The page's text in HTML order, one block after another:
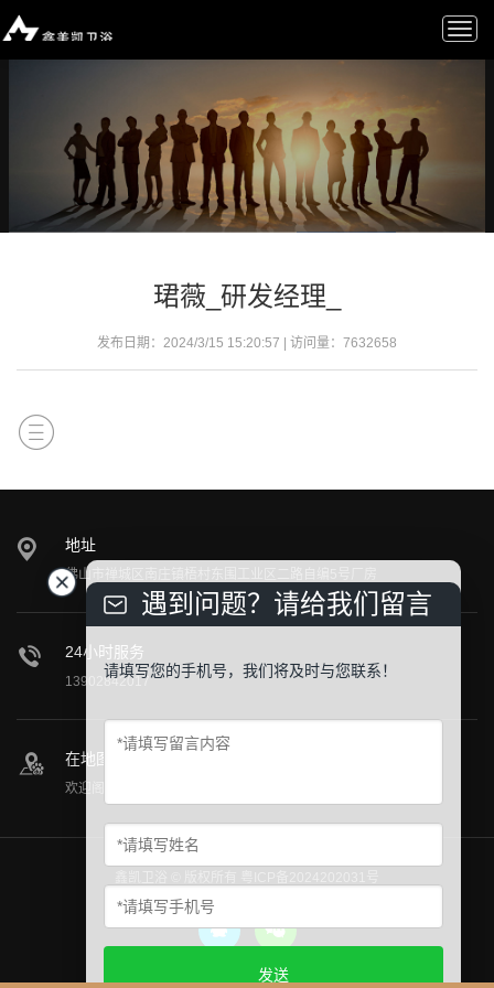
珺薇_研发经理_
发布日期：2024/3/15 15:20:57 | 访问量： 7632658
地址
佛山市禅城区南庄镇梧村东围工业区二路自编5号厂房
24小时服务
13902842017
在地图上找到我们
欢迎阁下莅临公司参观指导！
遇到问题？请给我们留言
请填写您的手机号，我们将及时与您联系！